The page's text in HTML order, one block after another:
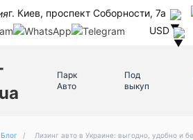
г. Киев, проспект Соборности, 7а
USD
Парк
Авто
Под
выкуп
Блог / Лизинг авто в Украине: выгодно, удобно и